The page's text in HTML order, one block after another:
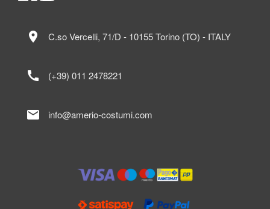
location_on C.so Vercelli, 71/D - 10155 Torino (TO) - ITALY
call (+39) 011 2478221
mail info@amerio-costumi.com